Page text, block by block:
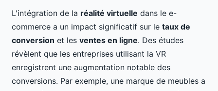
L'intégration de la réalité virtuelle dans le e-
commerce a un impact significatif sur le taux de
conversion et les ventes en ligne. Des études
révèlent que les entreprises utilisant la VR
enregistrent une augmentation notable des
conversions. Par exemple, une marque de meubles a